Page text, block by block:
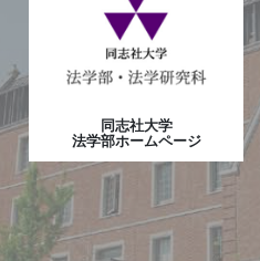
同志社大学
法学部ホームページ